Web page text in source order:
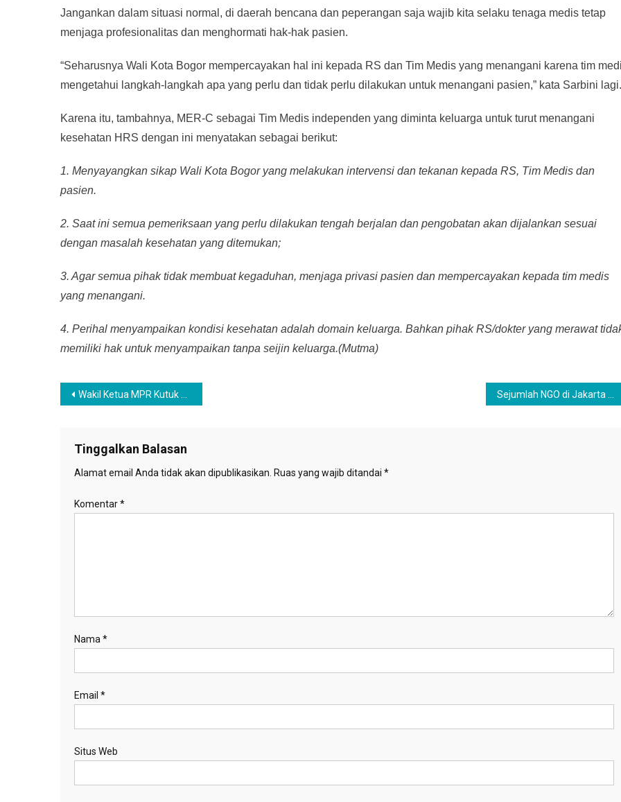
Jangankan dalam situasi normal, di daerah bencana dan peperangan saja wajib kita selaku tenaga medis tetap
menjaga profesionalitas dan menghormati hak-hak pasien.
“Seharusnya Wali Kota Bogor mempercayakan hal ini kepada RS dan Tim Medis yang menangani karena tim
mengetahui langkah-langkah apa yang perlu dan tidak perlu dilakukan untuk menangani pasien,” kata Sarbini lagi.
Karena itu, tambahnya, MER-C sebagai Tim Medis independen yang diminta keluarga untuk turut menangani
kesehatan HRS dengan ini menyatakan sebagai berikut:
1. Menyayangkan sikap Wali Kota Bogor yang melakukan intervensi dan tekanan kepada RS, Tim Medis dan
pasien.
2. Saat ini semua pemeriksaan yang perlu dilakukan tengah berjalan dan pengobatan akan dijalankan sesuai
dengan masalah kesehatan yang ditemukan;
3. Agar semua pihak tidak membuat kegaduhan, menjaga privasi pasien dan mempercayakan kepada tim medis
yang menangani.
4. Perihal menyampaikan kondisi kesehatan adalah domain keluarga. Bahkan pihak RS/dokter yang merawat
memiliki hak untuk menyampaikan tanpa seijin keluarga.(Mutma)
Navigasi
Wakil Ketua MPR Kutuk Pembunuhan Warga Sigi
Tinggalkan Balasan
Alamat email Anda tidak akan dipublikasikan. Ruas yang wajib ditandai *
Komentar*
Nama *
Email *
Situs Web